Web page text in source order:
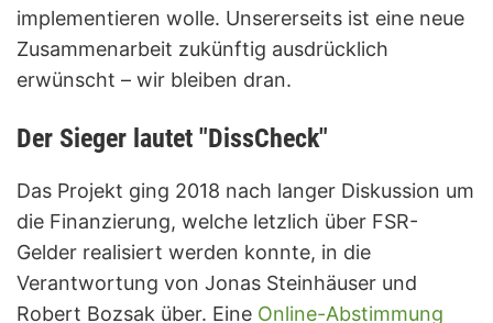
implementieren wolle. Unsererseits ist eine neue
Zusammenarbeit zukünftig ausdrücklich
erwünscht – wir bleiben dran.
Der Sieger lautet "DissCheck"
Das Projekt ging 2018 nach langer Diskussion um
die Finanzierung, welche letzlich über FSR-
Gelder realisiert werden konnte, in die
Verantwortung von Jonas Steinhäuser und
Robert Bozsak über. Eine Online-Abstimmung